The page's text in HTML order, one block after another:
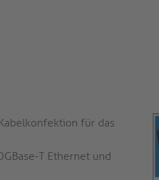
für das
T Ethernet und